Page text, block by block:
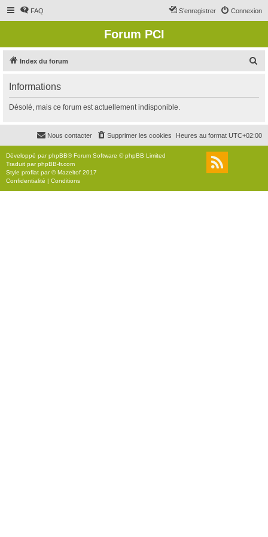
FAQ Connexion
S’enregistrer
Forum PCI
Index du forum
r
c
r
Informations
Désolé, mais ce forum est actuellement indisponible.
Heures au format UTC+02:00
Supprimer les cookies
Nous contacter
Développé parphpBB® Forum Software © phpBB Limited
Traduit parphpBB-fr.com
Style proflat par ©Mazeltof 2017
Confidentialité | Conditions